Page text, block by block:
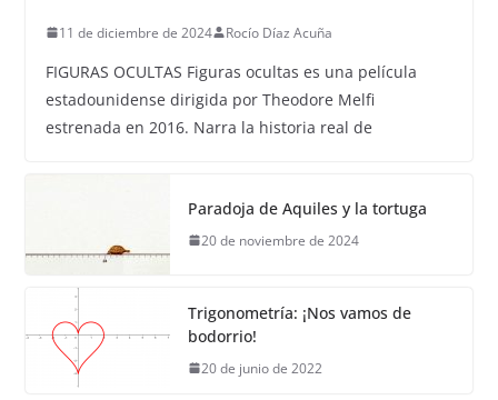
11 de diciembre de 2024 Rocío Díaz Acuña
FIGURAS OCULTAS Figuras ocultas es una película
estadounidense dirigida por Theodore Melfi
estrenada en 2016. Narra la historia real de
Paradoja de Aquiles y la tortuga
20 de noviembre de 2024
Trigonometría: ¡Nos vamos de
bodorrio!
20 de junio de 2022